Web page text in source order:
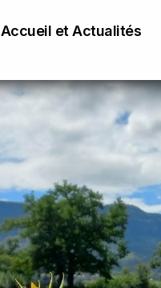
Accueil et Actualités